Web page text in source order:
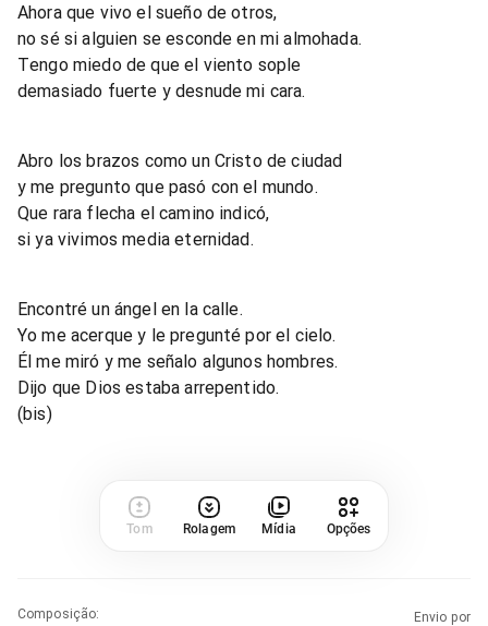
Ahora que vivo el sueño de otros,
no sé si alguien se esconde en mi almohada.
Tengo miedo de que el viento sople
demasiado fuerte y desnude mi cara.
Abro los brazos como un Cristo de ciudad
y me pregunto que pasó con el mundo.
Que rara flecha el camino indicó,
si ya vivimos media eternidad.
Encontré un ángel en la calle.
Yo me acerque y le pregunté por el cielo.
Él me miró y me señalo algunos hombres.
Dijo que Dios estaba arrepentido.
(bis)
Tom Rolagem Mídia Opções
Composição:
Envio por